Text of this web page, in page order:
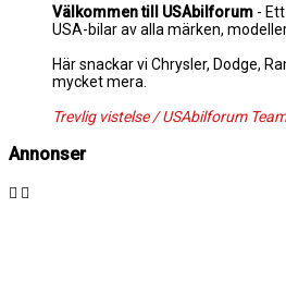
Välkommen till USAbilforum -
USA-bilar av alla märken,
Här snackar vi Chrysler, Dodge,
mycket mera.
Trevlig vistelse / USAbilforum
Annonser